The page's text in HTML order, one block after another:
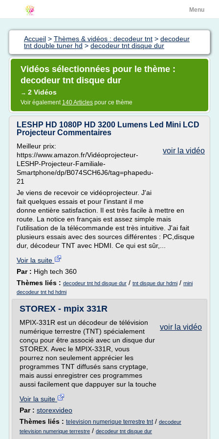
Menu
Accueil > Thèmes & vidéos : decodeur tnt > decodeur
tnt double tuner hd > decodeur tnt disque dur
Vidéos sélectionnées pour le thème :
decodeur tnt disque dur
→ 2 Vidéos
Voir également 140 Articles pour ce thème
LESHP HD 1080P HD 3200 Lumens Led Mini LCD
Projecteur Commentaires
voir la vidéo
Meilleur prix:
https://www.amazon.fr/Vidéoprojecteur-
LESHP-Projecteur-Familiale-
Smartphone/dp/B074SCH6J6/tag=phapedu-
21
Je viens de recevoir ce vidéoprojecteur. J'ai
fait quelques essais et pour l'instant il me
donne entière satisfaction. Il est très facile à mettre en
route. La notice en français est assez simple mais
l'utilisation de la télécommande est très intuitive. J'ai fait
plusieurs essais avec des sources différentes : PC,disque
dur, décodeur TNT avec HDMI. Ce qui est sûr,...
Voir la suite
Par : High tech 360
Thèmes liés : decodeur tnt hd disque dur / tnt disque dur hdmi / mini
decodeur tnt hd hdmi
STOREX - mpix 331R
voir la vidéo
MPIX-331R est un décodeur de télévision
numérique terrestre (TNT) spécialement
conçu pour être associé avec un disque dur
STOREX. Avec le MPIX-331R, vous
pourrez non seulement apprécier les
programmes TNT diffusés sans cryptage,
mais aussi enregistrer ces programmes
aussi facilement que dappuyer sur la touche
Voir la suite
Par : storexvideo
Thèmes liés : television numerique terrestre tnt/ decodeur
television numerique terrestre / decodeur tnt disque dur